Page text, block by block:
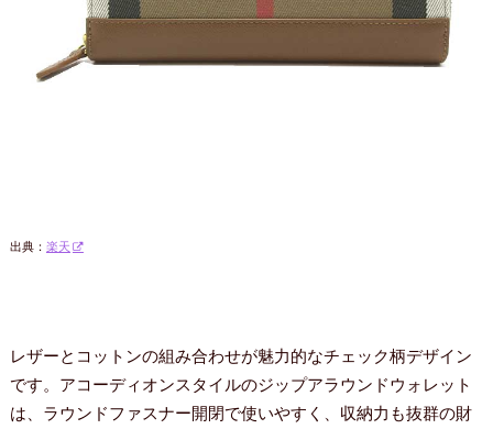
出典： 楽天
レザーとコットンの組み合わせが魅力的なチェック柄デザイン
です。アコーディオンスタイルのジップアラウンドウォレット
は、ラウンドファスナー開閉で使いやすく、収納力も抜群の財